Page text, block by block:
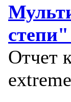
Отчет